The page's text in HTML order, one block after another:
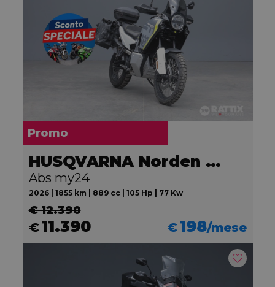
Promo
HUSQVARNA Norden 901
Abs my24
2026 | 1855 km | 889 cc | 105 Hp | 77 Kw
€ 12.390
€11.390 €198/mese